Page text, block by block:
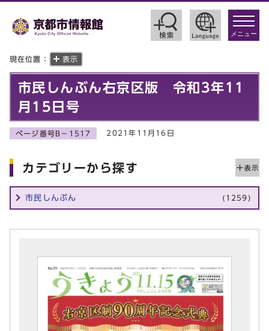
toggle
メニュー
現在位置： 表示
市民しんぶん右京区版 令和3年11
月15日号
ページ番号B－1517 2021年11月16日
カテゴリーから探す
市民しんぶん (1259)